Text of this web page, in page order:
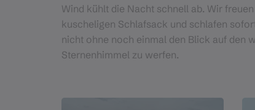
Wind kühlt die Nacht schnell ab. Wir
kuscheligen Schlafsack und schlafen
nicht ohne noch einmal den Blick auf den
Sternenhimmel zu werfen.